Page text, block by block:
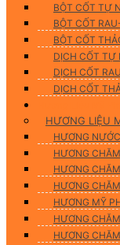
BỘT CỐT TỰ
BỘT CỐT
BỘT CỐT
DỊCH CỐT TỰ
DỊCH CỐT
DỊCH CỐT
HƯƠNG LIỆU
HƯƠNG
HƯƠNG
HƯƠNG
HƯƠNG
HƯƠNG MỸ
HƯƠNG
HƯƠNG